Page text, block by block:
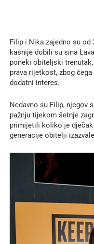
Filip i Nika zajedno su od
kasnije dobili su sina
poneki obiteljski
prava rijetkost, zbog
dodatni interes.
Nedavno su Filip, njegov
pažnju tijekom šetnje
primijetili koliko je
generacije obitelji